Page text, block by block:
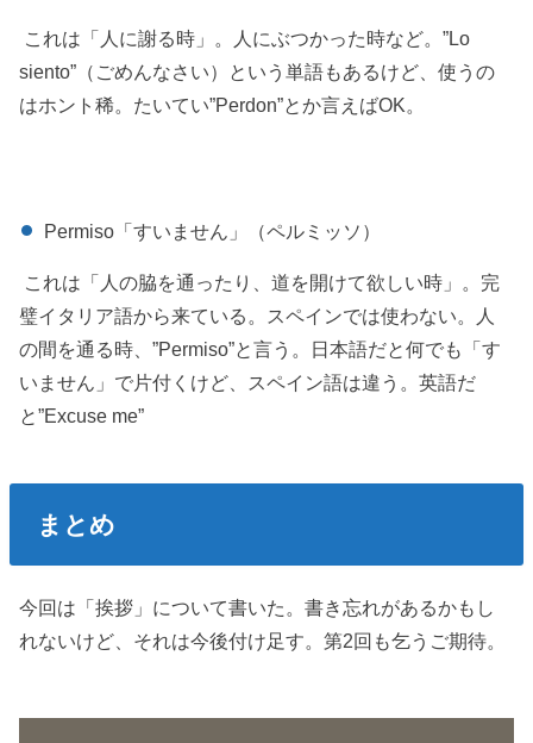
これは「人に謝る時」。人にぶつかった時など。”Lo
siento”（ごめんなさい）という単語もあるけど、使うの
はホント稀。たいてい”Perdon”とか言えばOK。
Permiso「すいません」（ペルミッソ）
これは「人の脇を通ったり、道を開けて欲しい時」。完
璧イタリア語から来ている。スペインでは使わない。人
の間を通る時、”Permiso”と言う。日本語だと何でも「す
いません」で片付くけど、スペイン語は違う。英語だ
と”Excuse me”
まとめ
今回は「挨拶」について書いた。書き忘れがあるかもし
れないけど、それは今後付け足す。第2回も乞うご期待。